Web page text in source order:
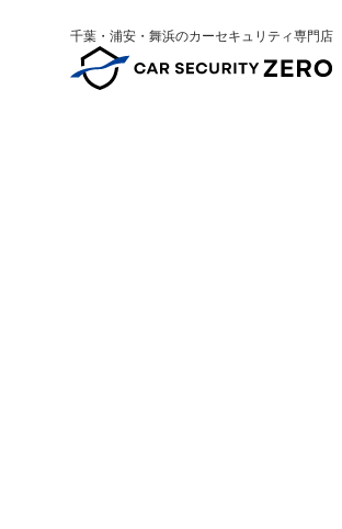
千葉・浦安・舞浜のカーセキュリティ専門店